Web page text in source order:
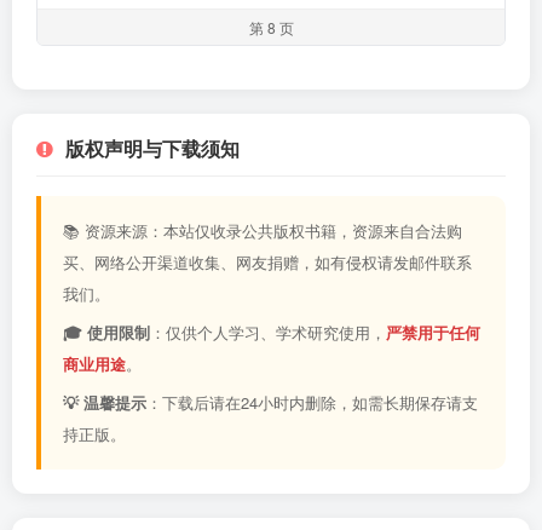
第 8 页
版权声明与下载须知
📚 资源来源：本站仅收录公共版权书籍，资源来自合法购
买、网络公开渠道收集、网友捐赠，如有侵权请发邮件联系
我们。
🎓 使用限制 ：仅供个人学习、学术研究使用， 严禁用于任何
商业用途。
💡 温馨提示 ：下载后请在24小时内删除，如需长期保存请支
持正版。